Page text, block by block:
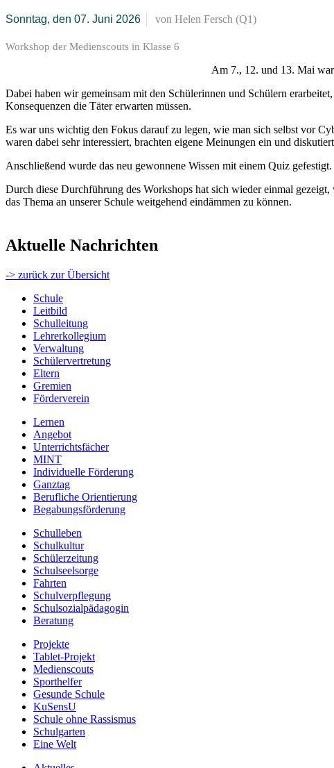
Sonntag, den 07. Juni 2026 von Helen Fersch (Q1)
Workshop der Medienscouts in Klasse 6
Am 7., 12. und 13. Mai
Dabei haben wir gemeinsam mit den Schülerinnen und Schülern
Konsequenzen die Täter erwarten müssen.
Es war uns wichtig den Fokus darauf zu legen, wie man sich selbst vor
waren dabei sehr interessiert, brachten eigene Meinungen ein und
Anschließend wurde das neu gewonnene Wissen mit einem Quiz gefestigt.
Durch diese Durchführung des Workshops hat sich wieder einmal
das Thema an unserer Schule weitgehend eindämmen zu können.
Aktuelle Nachrichten
-> zurück zur Übersicht
Schule
Leitbild
Schulleitung
Lehrerkollegium
Verwaltung
Schülervertretung
Eltern
Gremien
Förderverein
Lernen
Angebot
Unterrichtsfächer
MINT
Individuelle Förderung
Ganztag
Berufliche Orientierung
Begabungsförderung
Schulleben
Schulkultur
Schülerzeitung
Schulseelsorge
Fahrten
Schulverpflegung
Schulsozialpädagogin
Beratung
Projekte
Tablet-Projekt
Medienscouts
Sporthelfer
Gesunde Schule
KuSensU
Schule ohne Rassismus
Schulgarten
Eine Welt